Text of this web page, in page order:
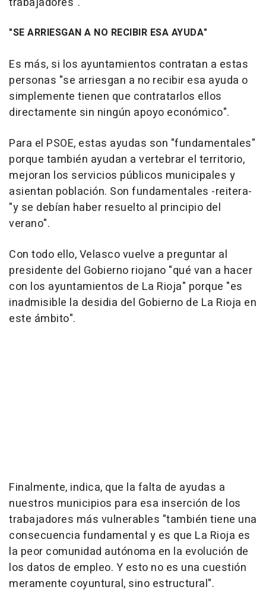
"SE ARRIESGAN A NO RECIBIR ESA AYUDA"
Es más, si los ayuntamientos contratan a estas
personas "se arriesgan a no recibir esa ayuda o
simplemente tienen que contratarlos ellos
directamente sin ningún apoyo económico".
Para el PSOE, estas ayudas son "fundamentales"
porque también ayudan a vertebrar el territorio,
mejoran los servicios públicos municipales y
asientan población. Son fundamentales -reitera-
"y se debían haber resuelto al principio del
verano".
Con todo ello, Velasco vuelve a preguntar al
presidente del Gobierno riojano "qué van a hacer
con los ayuntamientos de La Rioja" porque "es
inadmisible la desidia del Gobierno de La Rioja en
este ámbito".
Finalmente, indica, que la falta de ayudas a
nuestros municipios para esa inserción de los
trabajadores más vulnerables "también tiene una
consecuencia fundamental y es que La Rioja es
la peor comunidad autónoma en la evolución de
los datos de empleo. Y esto no es una cuestión
meramente coyuntural, sino estructural".